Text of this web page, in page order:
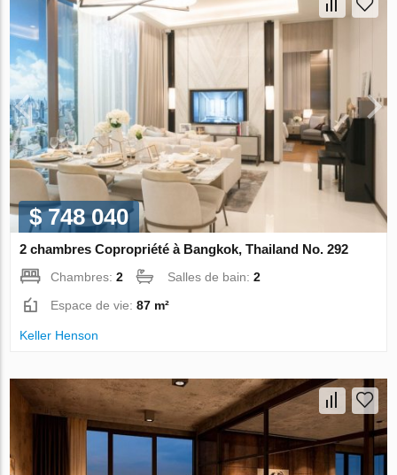
$ 748 040
2 chambres Copropriété à Bangkok, Thailand No. 292
Chambres:2 Salles de bain:2
Espace de vie:87 m²
Keller Henson